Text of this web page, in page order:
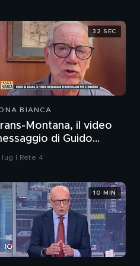
BIANCA
Montana, il video
di Guido
per Leonardo
lug | Rete 4
32 SEC
10 MIN